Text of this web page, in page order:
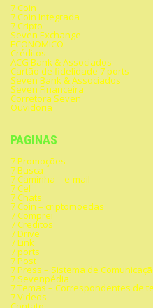
7 Coin
7 Coin Integrada
7 Cripto
Seven Exchange
ECONOMICO
Créditos
ACG Bank & Associados
Cartão de fidelidade 7 ports
Seven Bank & Associados
Seven Financeira
Corretora Seven
Ouvidoria
PAGINAS
7 Promoções
7 Busca
7 Caminha – e-mail
7 Cel
7 Chats
7 Coin – criptomoedas
7 Comprei
7 Creditos
7 Drive
7 Link
7 ports
7 Post
7 Press – Sistema de
7 Sevenpédia
7 Temas – Correspondentes de
7 Videos